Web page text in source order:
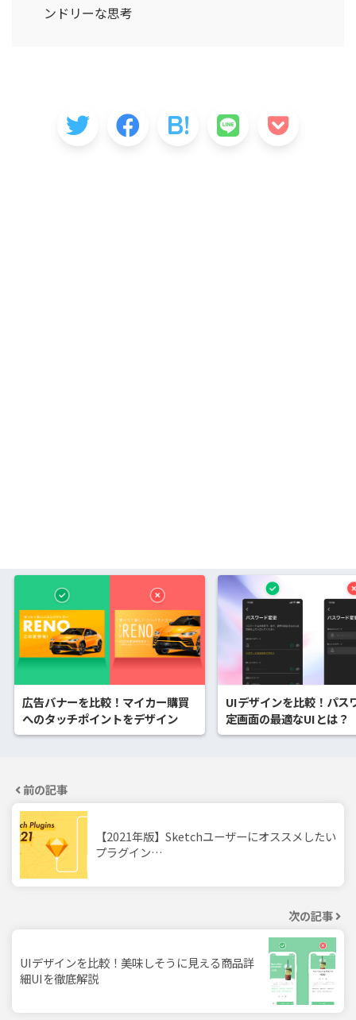
ンドリーな思考
広告バナーを比較！マイカー購買
へのタッチポイントをデザイン
UIデザインを比較！パス
定画面の最適なUIとは？
前の記事
【2021年版】Sketchユーザーにオススメしたい
プラグイン…
次の記事
UIデザインを比較！美味しそうに見える商品詳
細UIを徹底解説